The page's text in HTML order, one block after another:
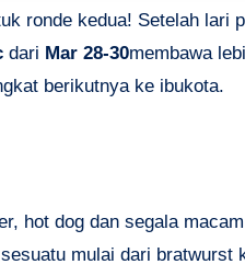
ronde kedua! Setelah lari
dari Mar 28-30membawa
berikutnya ke ibukota.
hot dog dan segala
mulai dari bratwurst